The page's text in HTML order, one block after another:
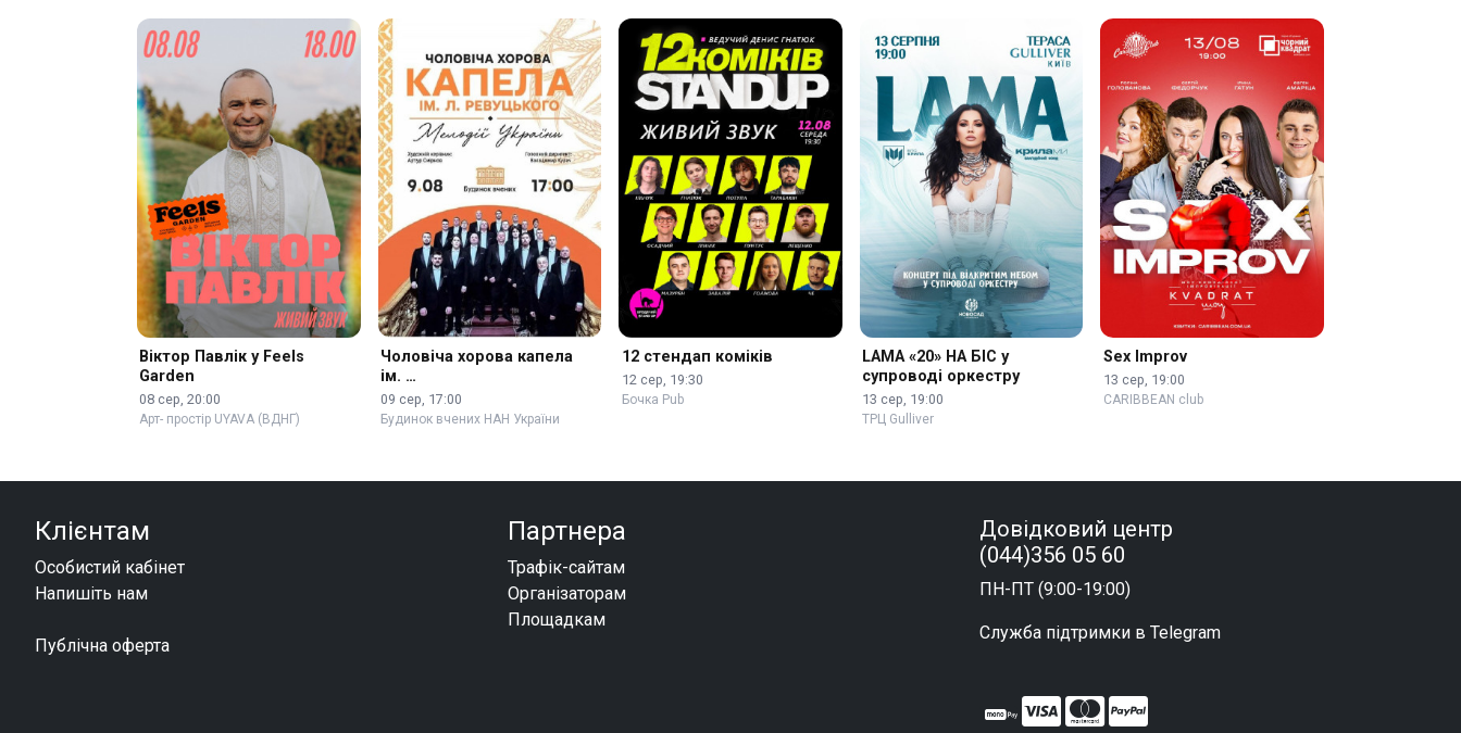
Віктор Павлік у Feels
Garden
08 сер, 20:00
Арт- простір UYAVA (ВДНГ)
Чоловіча хорова капела
ім. …
09 сер, 17:00
Будинок вчених НАН України
12 стендап коміків
12 сер, 19:30
Бочка Pub
LAMA «20» НА БІС у
супроводі оркестру
13 сер, 19:00
ТРЦ Gulliver
Sex Improv
13 сер, 19:00
CARIBBEAN club
Клієнтам
Особистий кабінет
Напишіть нам
Публічна оферта
Партнера
Трафік-сайтам
Організаторам
Площадкам
Довідковий центр
(044)356 05 60
ПН-ПТ (9:00-19:00)
Служба підтримки в Telegram